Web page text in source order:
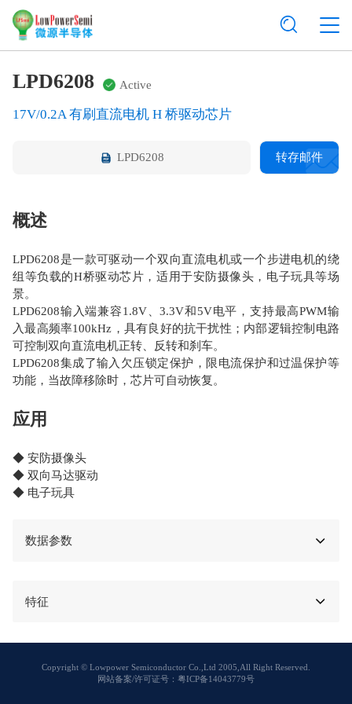
LPD6208 Active
17V/0.2A 有刷直流电机 H 桥驱动芯片
LPD6208 转存邮件
概述
LPD6208是一款可驱动一个双向直流电机或一个步进电机的绕
组等负载的H桥驱动芯片，适用于安防摄像头，电子玩具等场
景。
LPD6208输入端兼容1.8V、3.3V和5V电平，支持最高PWM输
入最高频率100kHz，具有良好的抗干扰性；内部逻辑控制电路
可控制双向直流电机正转、反转和刹车。
LPD6208集成了输入欠压锁定保护，限电流保护和过温保护等
功能，当故障移除时，芯片可自动恢复。
应用
◆ 安防摄像头
◆ 双向马达驱动
◆ 电子玩具
数据参数
特征
Copyright © Lowpower Semiconductor Co.,Ltd 2005,All Right Reserved.
网站备案/许可证号：粤ICP备14043779号